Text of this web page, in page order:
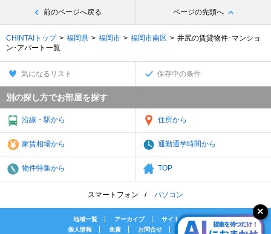
前のページへ戻る ページの先頭へ
CHINTAIトップ 福岡県 福岡市 福岡市南区
井尻の賃貸物件･マンショ
ン･アパート一覧
気になるリスト 保存中の条件
別の探し方でお部屋を探す
沿線・駅から 住所から
家賃相場から 通勤通学時間から
物件特集から TOP
スマートフォン パソコン
地域一覧 アーカイブ
サイトマップ
個人情報
免責 お問合せ 会社案内